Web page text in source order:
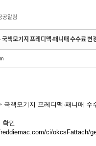
공알림
국책모기지 프레디맥·패니매 수수료 변
국책모기지 프레디맥·패니매
확인
ci/